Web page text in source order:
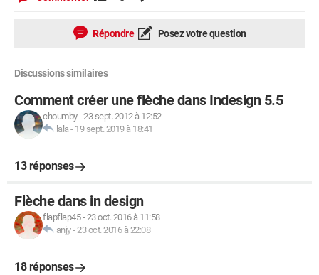
Répondre Posez votre question
Discussions similaires
Comment créer une flèche dans Indesign 5.5
choumby-23 sept. 2012 à 12:52
lala - 19 sept. 2019 à 18:41
13 réponses
Flèche dans in design
flapflap45-23 oct. 2016 à 11:58
anjy-23 oct. 2016 à 22:08
18 réponses